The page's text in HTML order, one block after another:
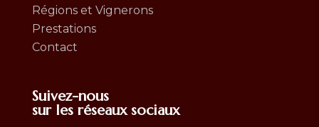
Régions et Vignerons
Prestations
Contact
Suivez-nous
sur les réseaux sociaux